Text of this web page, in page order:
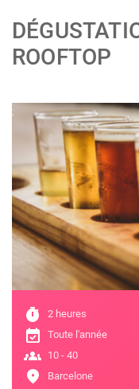
ROOFTOP
;
timer 2 heures
event_available Toute l'année
groups 10 - 40
location_on Barcelone